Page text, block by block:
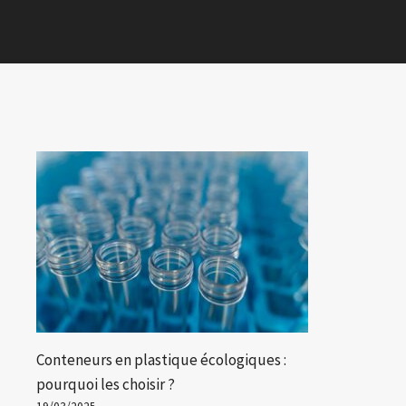
Conteneurs en plastique écologiques :
pourquoi les choisir ?